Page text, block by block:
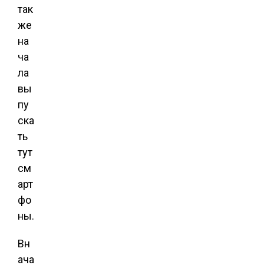
так
же
на
ча
ла
вы
пу
ска
ть
тут
см
арт
фо
ны.
Вн
ача